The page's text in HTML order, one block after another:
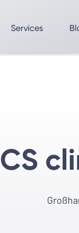
Services
CS